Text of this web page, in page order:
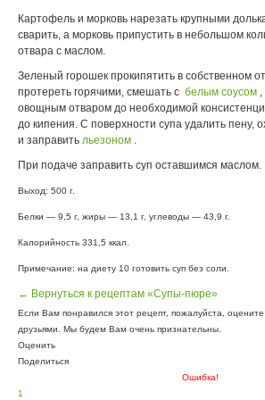
Картофель и морковь нарезать крупными
сварить, а морковь припустить в небольшом
отвара с маслом.
Зеленый горошек прокипятить в собственном
протереть горячими, смешать с белым соусом
овощным отваром до необходимой
до кипения. С поверхности супа удалить пену,
и заправить льезоном .
При подаче заправить суп оставшимся маслом.
Выход: 500 г.
Белки — 9,5 г, жиры — 13,1 г, углеводы — 43,9 г.
Калорийность 331,5 ккал.
Примечание: на диету 10 готовить суп без соли.
← Вернуться к рецептам «Супы-пюре»
Если Вам понравился этот рецепт, пожалуйста,
друзьями. Мы будем Вам очень признательны.
Оценить
Поделиться
Ошибка!
1